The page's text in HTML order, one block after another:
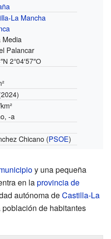
La Mancha
Media
Palancar
2°04′57″O
-a
Chicano (PSOE)
y una pequeña
en laprovincia de
autónoma deCastilla-La
población de habitantes